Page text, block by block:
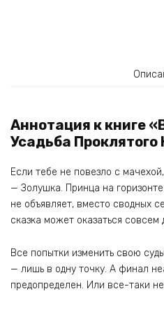
Аннотация к книге
Усадьба Проклятого
Если тебе не повезло с
— Золушка. Принца на
не объявляет, вместо сводных
сказка может оказаться совсем
Все попытки изменить свою
— лишь в одну точку. А финал
предопределен. Или все-таки